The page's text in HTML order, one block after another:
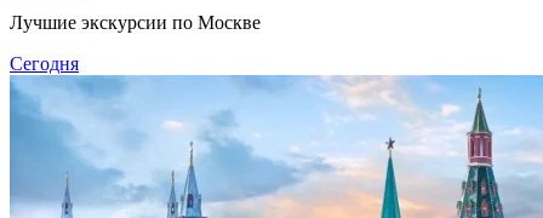
Лучшие экскурсии по Москве
Сегодня